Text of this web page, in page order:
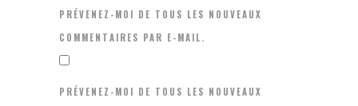
PRÉVENEZ-MOI DE TOUS LES NOUVEAUX
COMMENTAIRES PAR E-MAIL.
PRÉVENEZ-MOI DE TOUS LES NOUVEAUX